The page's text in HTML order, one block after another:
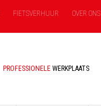
FIETSVERHUUR OVER ONS
PROFESSIONELE WERKPLAATS